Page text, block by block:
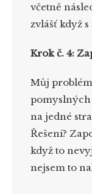
včetně
zvlášť když
Krok č. 4:
Můj
na jedné
Řešení?
když to
nejsem to